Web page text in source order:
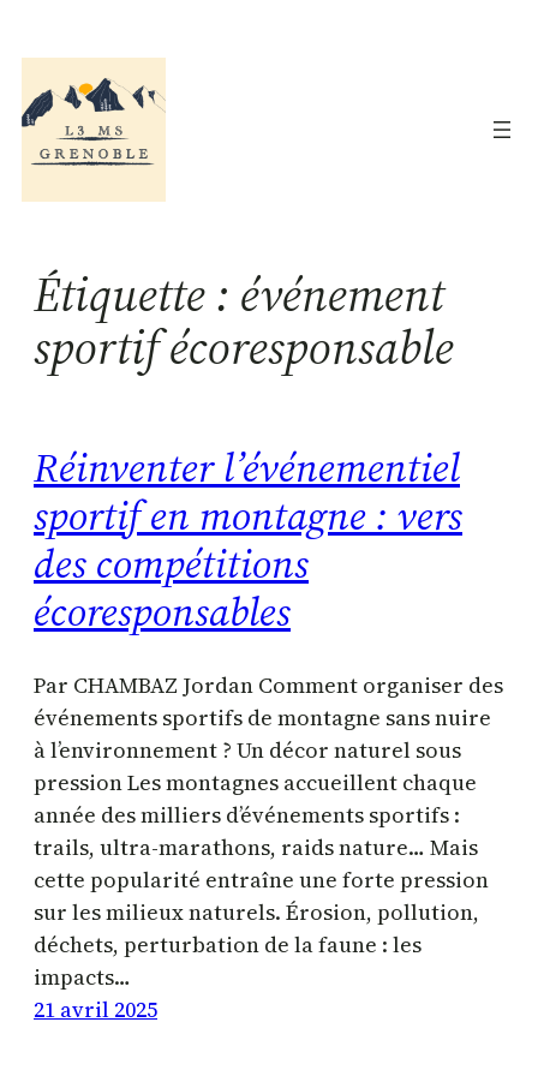
au
contenu
Étiquette : événement
sportif écoresponsable
Réinventer l’événementiel
sportif en montagne : vers
des compétitions
écoresponsables
Par CHAMBAZ Jordan Comment organiser des
événements sportifs de montagne sans nuire
à l’environnement ? Un décor naturel sous
pression Les montagnes accueillent chaque
année des milliers d’événements sportifs :
trails, ultra-marathons, raids nature… Mais
cette popularité entraîne une forte pression
sur les milieux naturels. Érosion, pollution,
déchets, perturbation de la faune : les
impacts…
21 avril 2025